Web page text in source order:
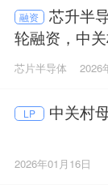
融资
芯升半
轮融资，中
芯片半导体 2026
LP 中关村
2026年01月16日